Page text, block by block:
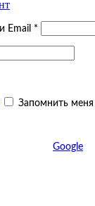
Email *
Запомнить меня
Google